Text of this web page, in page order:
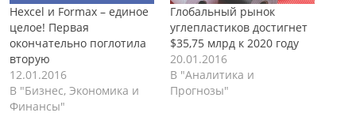
Hexcel и Formax – единое
целое! Первая
окончательно поглотила
вторую
12.01.2016
В "Бизнес, Экономика и
Финансы"
Глобальный рынок
углепластиков достигнет
$35,75 млрд к 2020 году
20.01.2016
В "Аналитика и
Прогнозы"